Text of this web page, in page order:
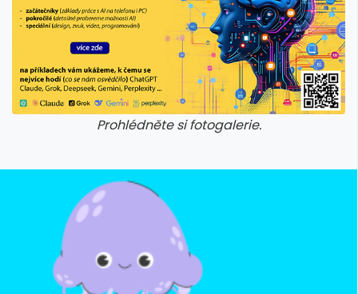
Prohlédněte si fotogalerie.